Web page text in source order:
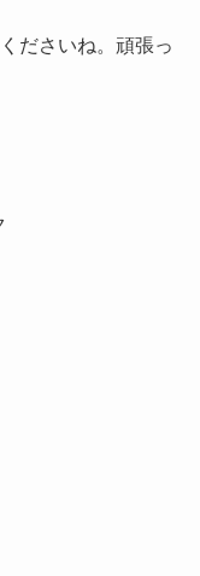
ださいね。頑張っ